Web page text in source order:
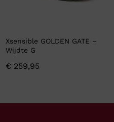
Xsensible GOLDEN GATE –
Wijdte G
€ 259,95